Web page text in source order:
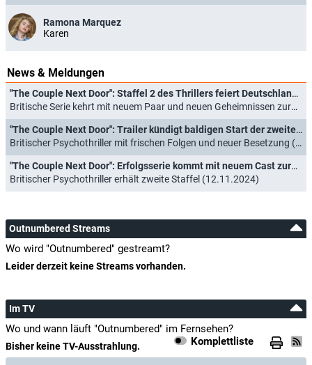
Ramona Marquez
Karen
News & Meldungen
"The Couple Next Door": Staffel 2 des Thrillers feiert Deutschlandpremiere
Britische Serie kehrt mit neuem Paar und neuen Geheimnissen zurück (26.05.2026)
"The Couple Next Door": Trailer kündigt baldigen Start der zweiten Staffel an
Britischer Psychothriller mit frischen Folgen und neuer Besetzung (04.07.2025)
"The Couple Next Door": Erfolgsserie kommt mit neuem Cast zurück
Britischer Psychothriller erhält zweite Staffel (12.11.2024)
Outnumbered Streams
Wo wird "Outnumbered" gestreamt?
Leider derzeit keine Streams vorhanden.
Im TV
Wo und wann läuft "Outnumbered" im Fernsehen?
Komplettliste
Bisher keine TV-Ausstrahlung.